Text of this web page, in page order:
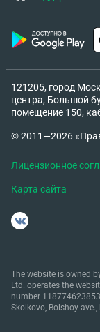
121205, город
центра, Большой
помещение 150,
© 2011—2026
Лицензионное
Карта сайта
The website is owned
Ltd. operates the
number
Skolkovo, Bolshoy